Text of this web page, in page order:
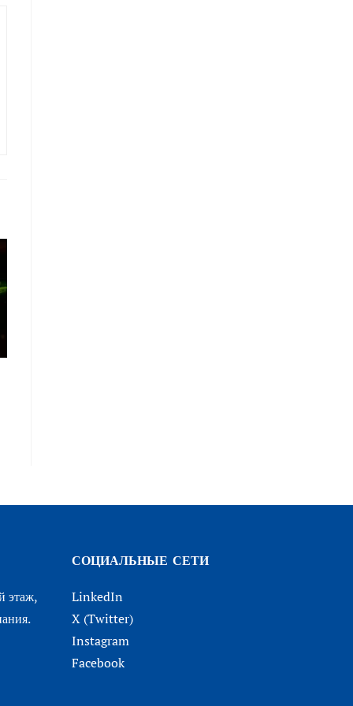
этаж,
СОЦИАЛЬНЫЕ СЕТИ
LinkedIn
X (Twitter)
Instagram
Facebook